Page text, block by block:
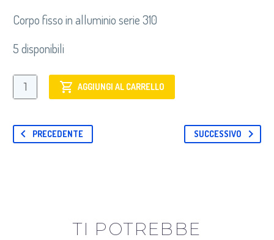
Corpo fisso in alluminio serie 310
5 disponibili
MF39
Corpo
in
alluminio
AGGIUNGI AL CARRELLO
PRECEDENTE SUCCESSIVO
TI POTREBBE